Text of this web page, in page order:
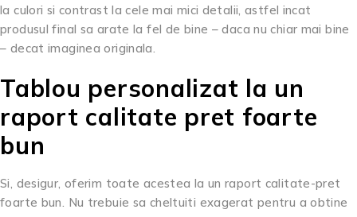
la culori si contrast la cele mai mici detalii, astfel incat
produsul final sa arate la fel de bine – daca nu chiar mai bine
– decat imaginea originala.
Tablou personalizat la un
raport calitate pret foarte
bun
Si, desigur, oferim toate acestea la un raport calitate-pret
foarte bun. Nu trebuie sa cheltuiti exagerat pentru a obtine